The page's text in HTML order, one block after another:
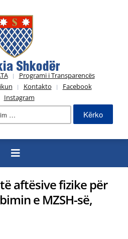
Programi i Transparencës
Kontakto
Facebook
Instagram
Kërko
aftësive fizike për
e MZSH-së,